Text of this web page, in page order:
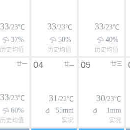
33/23℃
37%
历史均值
33/23℃
50%
历史均值
33/23℃
40%
历史均值
廿一
33/23℃
60%
历史均值
廿二
04
31/22℃
55mm
实况
廿三
05
30/23℃
1mm
实况